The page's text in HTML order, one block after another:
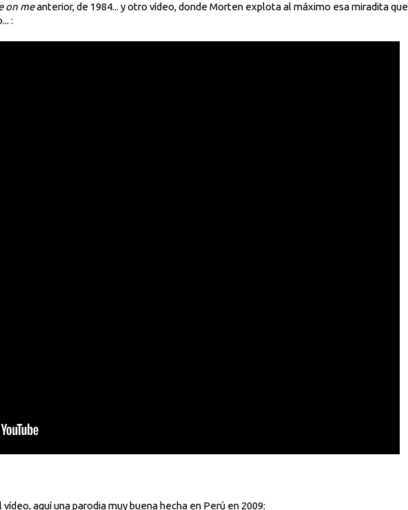
on meanterior, de 1984... y otro vídeo, donde Morten explota al máximo esa miradita que
:
vídeo, aquí una parodia muy buena hecha en Perú en 2009: